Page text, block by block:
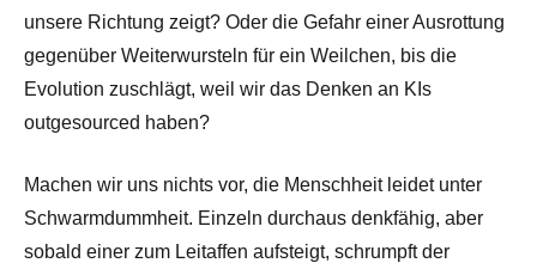
unsere Richtung zeigt? Oder die Gefahr einer Ausrottung
gegenüber Weiterwursteln für ein Weilchen, bis die
Evolution zuschlägt, weil wir das Denken an KIs
outgesourced haben?
Machen wir uns nichts vor, die Menschheit leidet unter
Schwarmdummheit. Einzeln durchaus denkfähig, aber
sobald einer zum Leitaffen aufsteigt, schrumpft der